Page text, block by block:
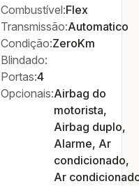
Combustível:Flex
Transmissão:Automatico
Condição:ZeroKm
Blindado:
Portas:4
Opcionais:Airbag do
motorista,
Airbag duplo,
Alarme, Ar
condicionado,
Ar